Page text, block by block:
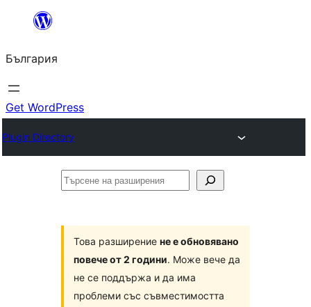
България
Get WordPress
Plugin Directory
Търсене
Това разширение не е обновявано
повече от 2 години. Може вече да
не се поддържа и да има
проблеми със съвместимостта